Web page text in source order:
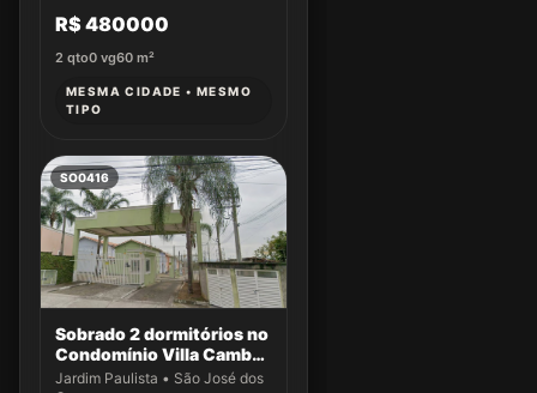
R$ 480000
2 qto0 vg60 m²
MESMA CIDADE • MESMO
TIPO
SO0416
Sobrado 2 dormitórios no
Condomínio Villa Cambuí
- Casa 059
Jardim Paulista • São José dos